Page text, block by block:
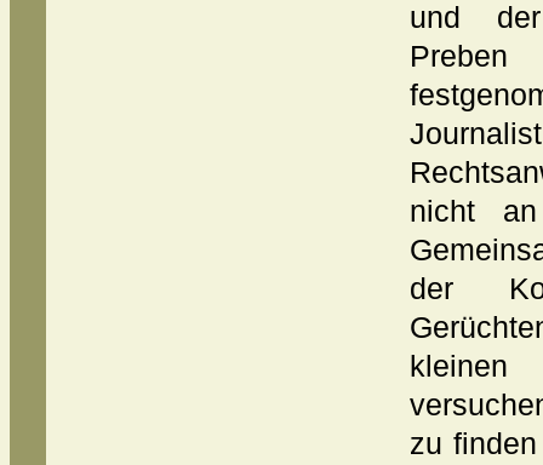
und der
nicht
der
zu